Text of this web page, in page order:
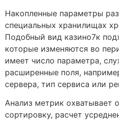
Накопленные параметры
специальных хранилищах
Подобный вид казино7к
которые изменяются во
имеет число параметра,
расширенные поля,
сервера, тип сервиса или
Анализ метрик охватывает
сортировку, расчет